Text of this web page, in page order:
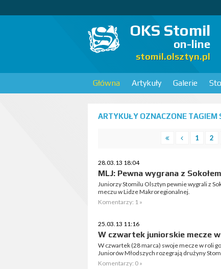
OKS Stomil
on-line
stomil.olsztyn.pl
Główna Artykuły Galerie
ARTYKUŁY OZNACZONE TAGIEM
1 2
28.03.13 18:04
MLJ: Pewna wygrana z Sokołem
Juniorzy Stomilu Olsztyn pewnie wygrali z
meczu w Lidze Makroregionalnej.
Komentarzy: 1 »
25.03.13 11:16
W czwartek juniorskie mecze
W czwartek (28 marca) swoje mecze w roli
Juniorów Młodszych rozegrają drużyny
Komentarzy: 0 »